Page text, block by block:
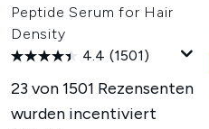
Peptide Serum for Hair
Density
4.4 (1501)
23 von 1501 Rezensenten
wurden incentiviert